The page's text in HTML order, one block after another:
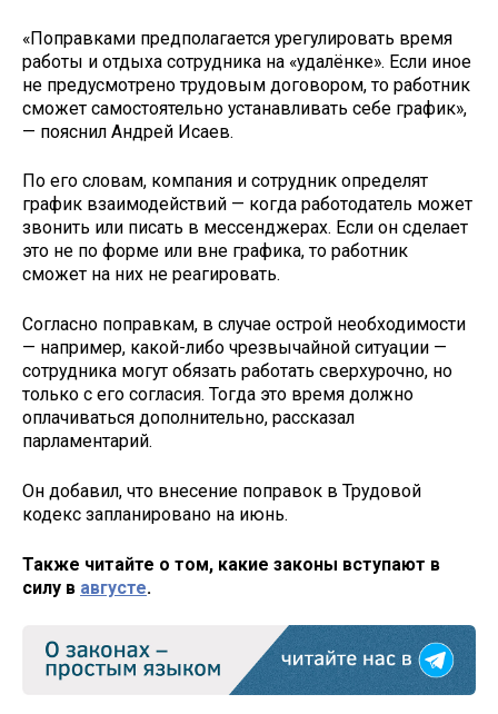
«Поправками предполагается урегулировать время
работы и отдыха сотрудника на «удалёнке». Если иное
не предусмотрено трудовым договором, то работник
сможет самостоятельно устанавливать себе график»,
— пояснил Андрей Исаев.
По его словам, компания и сотрудник определят
график взаимодействий — когда работодатель может
звонить или писать в мессенджерах. Если он сделает
это не по форме или вне графика, то работник
сможет на них не реагировать.
Согласно поправкам, в случае острой необходимости
— например, какой-либо чрезвычайной ситуации —
сотрудника могут обязать работать сверхурочно, но
только с его согласия. Тогда это время должно
оплачиваться дополнительно, рассказал
парламентарий.
Он добавил, что внесение поправок в Трудовой
кодекс запланировано на июнь.
Также читайте о том, какие законы вступают в
силу в августе.